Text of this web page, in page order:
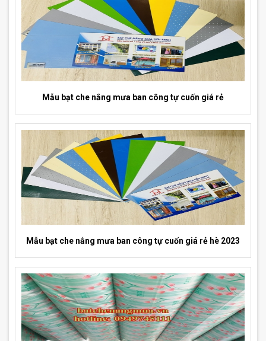
Mẫu bạt che nắng mưa ban công tự cuốn giá rẻ
Mẫu bạt che nắng mưa ban công tự cuốn giá rẻ hè 2023